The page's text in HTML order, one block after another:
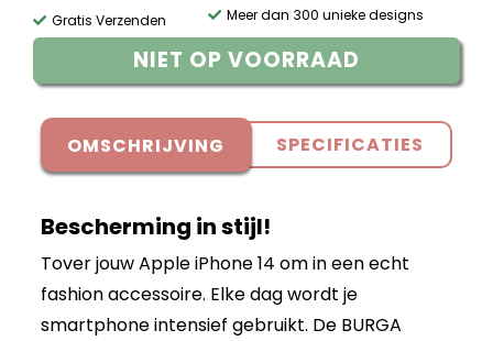
Gratis Verzenden
Meer dan 300 unieke designs
NIET OP VOORRAAD
OMSCHRIJVING SPECIFICATIES
Bescherming in stijl!
Tover jouw Apple iPhone 14 om in een echt
fashion accessoire. Elke dag wordt je
smartphone intensief gebruikt. De BURGA